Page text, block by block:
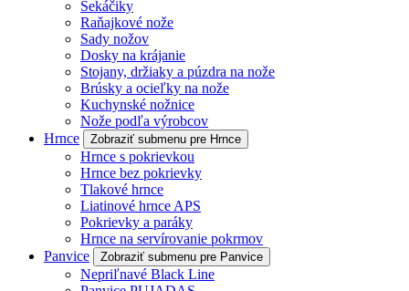
Sekáčiky
Raňajkové nože
Sady nožov
Dosky na krájanie
Stojany, držiaky a púzdra na nože
Brúsky a ocieľky na nože
Kuchynské nožnice
Nože podľa výrobcov
Hrnce
Zobraziť submenu pre Hrnce
Hrnce s pokrievkou
Hrnce bez pokrievky
Tlakové hrnce
Liatinové hrnce APS
Pokrievky a paráky
Hrnce na servírovanie pokrmov
Panvice
Zobraziť submenu pre Panvice
Nepriľnavé Black Line